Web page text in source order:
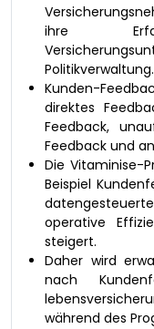
ihre
Politikverwaltung.
Kunden-
direktes
Feedback,
Feedback und
Die Vitaminise-
Beispiel
operative
steigert.
Daher wird
nach
während des